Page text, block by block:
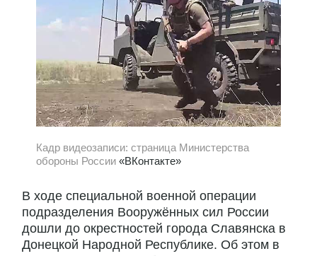
Кадр видеозаписи: страница Министерства
обороны России «ВКонтакте»
В ходе специальной военной операции
подразделения Вооружённых сил России
дошли до окрестностей города Славянска в
Донецкой Народной Республике. Об этом в